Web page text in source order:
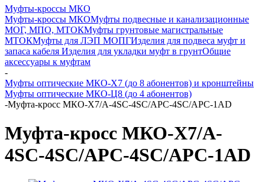
Муфты-кроссы МКО
Муфты-кроссы МКОМуфты подвесные и канализационные
МОГ, МПО, МТОКМуфты грунтовые магистральные
МТОКМуфты для ЛЭП МОПГИзделия для подвеса муфт и
запаса кабеля Изделия для укладки муфт в грунтОбщие
аксессуары к муфтам
-
Муфты оптические МКО-Х7 (до 8 абонентов) и кронштейны
Муфты оптические МКО-Ц8 (до 4 абонентов)
-Муфта-кросс МКО-Х7/A-4SC-4SC/APC-4SC/APC-1AD
Муфта-кросс МКО-Х7/A-
4SC-4SC/APC-4SC/APC-1AD